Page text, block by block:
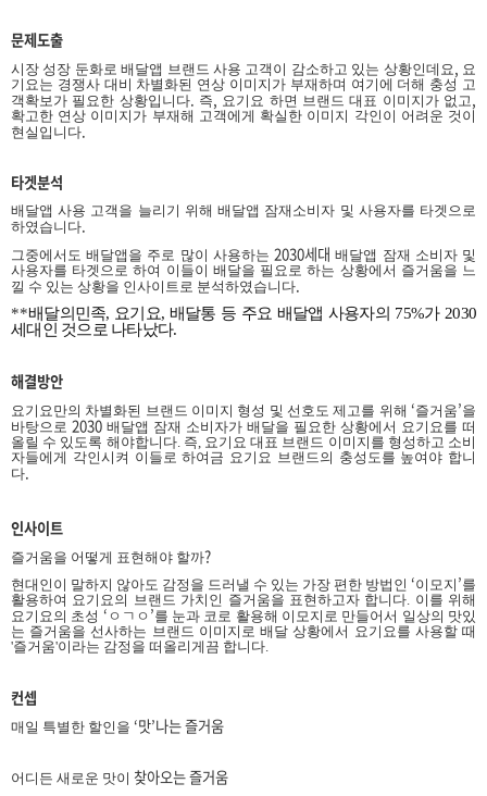
문제도출
시장 성장 둔화로 배달앱 브랜드 사용 고객이 감소하고 있는 상황인데요
요
기요는 경쟁사 대비 차별화된 연상 이미지가 부재하며 여기에 더해 충성 고
객확보가 필요한 상황입니다. 즉 요기요 하면 브랜드 대표 이미지가 없고
확고한 연상 이미지가 부재해 고객에게 확실한 이미지 각인이 어려운 것이
현실입니다
타겟분석
배달앱 사용 고객을 늘리기 위해 배달앱 잠재소비자 및 사용자를 타겟으로
하였습니다.
그중에서도 배달앱을 주로 많이 사용하는2030세대배달앱 잠재 소비자 및
사용자를 타겟으로 하여 이들이 배달을 필요로 하는 상황에서 즐거움을 느
낄 수 있는 상황을 인사이트로 분석하였습니다
**배달의민족, 요기요, 배달통 등 주요 배달앱 사용자의 75%가 2030
세대인 것으로 나타났다.
해결방안
요기요만의 차별화된 브랜드 이미지 형성 및 선호도 제고를 위해 ‘즐거움’을
바탕으로 2030 배달앱 잠재 소비자가 배달을 필요한 상황에서 요기요를 떠
올릴 수 있도록 해야합니다. 즉, 요기요 대표 브랜드 이미지를 형성하고 소비
자들에게 각인시켜 이들로 하여금 요기요 브랜드의 충성도를 높여야 합니
다
인사이트
즐거움을 어떻게 표현해야 할까?
현대인이 말하지 않아도 감정을 드러낼 수 있는 가장 편한 방법인 ‘이모지 ’를
활용하여 요기요의 브랜드 가치인 즐거움을 표현하고자 합니다. 이를 위해
요기요의 초성 ‘ ㅇㄱㅇ ’를 눈과 코로 활용해 이모지로 만들어서 일상의 맛있
는 즐거움을 선사하는 브랜드 이미지로 배달 상황에서 요기요를 사용할 때
'즐거움'이라는 감정을 떠올리게끔 합니다.
컨셉
매일 특별한 할인을 ‘맛’나는 즐거움
어디든 새로운 맛이 찾아오는 즐거움